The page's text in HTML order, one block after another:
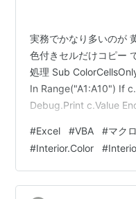
実務でかなり多いのが
色付きセルだけコピー
処理 Sub
In Range("A1:A10") If
Debug.Print c.Value
vbRed 黄 vbYellow 青
200, 200) 色を…
#Excel #VBA #マクロ
#Interior.Color #